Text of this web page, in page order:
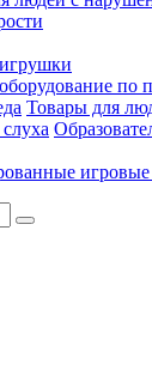
по
Товары для